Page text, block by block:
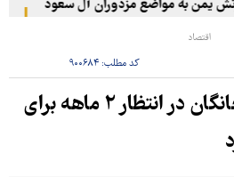
یمن به مواضع مزدوران آل سعود
اقتصاد
کد مطلب:۹۰۰۶۸۴
خودروهای وارداتی چانگان در انتظار ۲ ماهه برای